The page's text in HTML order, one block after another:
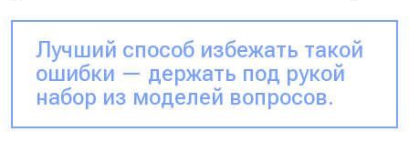
Лучший способ избежать такой
ошибки — держать под рукой
набор из моделей вопросов.